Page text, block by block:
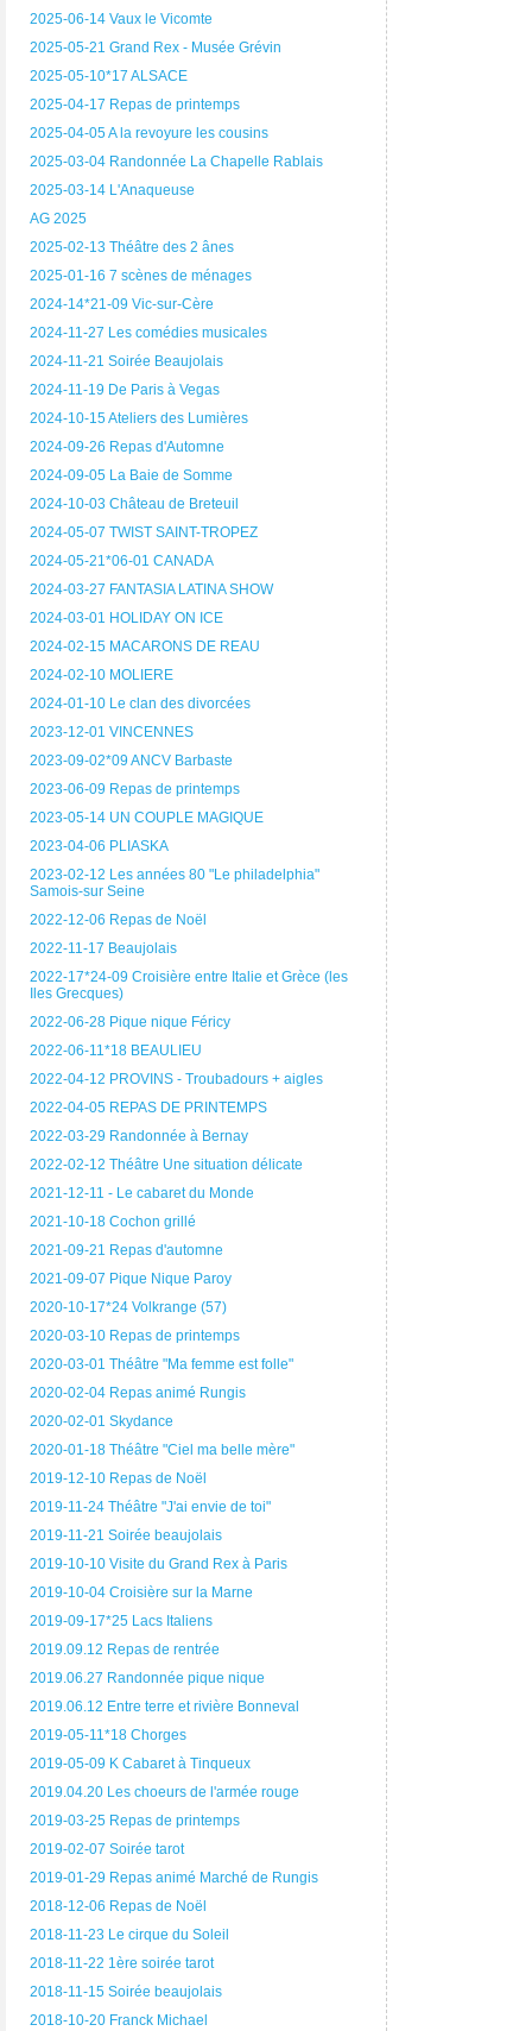
2025-06-14 Vaux le Vicomte
2025-05-21 Grand Rex - Musée Grévin
2025-05-10*17 ALSACE
2025-04-17 Repas de printemps
2025-04-05 A la revoyure les cousins
2025-03-04 Randonnée La Chapelle Rablais
2025-03-14 L'Anaqueuse
AG 2025
2025-02-13 Théâtre des 2 ânes
2025-01-16 7 scènes de ménages
2024-14*21-09 Vic-sur-Cère
2024-11-27 Les comédies musicales
2024-11-21 Soirée Beaujolais
2024-11-19 De Paris à Vegas
2024-10-15 Ateliers des Lumières
2024-09-26 Repas d'Automne
2024-09-05 La Baie de Somme
2024-10-03 Château de Breteuil
2024-05-07 TWIST SAINT-TROPEZ
2024-05-21*06-01 CANADA
2024-03-27 FANTASIA LATINA SHOW
2024-03-01 HOLIDAY ON ICE
2024-02-15 MACARONS DE REAU
2024-02-10 MOLIERE
2024-01-10 Le clan des divorcées
2023-12-01 VINCENNES
2023-09-02*09 ANCV Barbaste
2023-06-09 Repas de printemps
2023-05-14 UN COUPLE MAGIQUE
2023-04-06 PLIASKA
2023-02-12 Les années 80 "Le philadelphia"
Samois-sur Seine
2022-12-06 Repas de Noël
2022-11-17 Beaujolais
2022-17*24-09 Croisière entre Italie et Grèce (les
Iles Grecques)
2022-06-28 Pique nique Féricy
2022-06-11*18 BEAULIEU
2022-04-12 PROVINS - Troubadours + aigles
2022-04-05 REPAS DE PRINTEMPS
2022-03-29 Randonnée à Bernay
2022-02-12 Théâtre Une situation délicate
2021-12-11 - Le cabaret du Monde
2021-10-18 Cochon grillé
2021-09-21 Repas d'automne
2021-09-07 Pique Nique Paroy
2020-10-17*24 Volkrange (57)
2020-03-10 Repas de printemps
2020-03-01 Théâtre "Ma femme est folle"
2020-02-04 Repas animé Rungis
2020-02-01 Skydance
2020-01-18 Théâtre "Ciel ma belle mère"
2019-12-10 Repas de Noël
2019-11-24 Théâtre "J'ai envie de toi"
2019-11-21 Soirée beaujolais
2019-10-10 Visite du Grand Rex à Paris
2019-10-04 Croisière sur la Marne
2019-09-17*25 Lacs Italiens
2019.09.12 Repas de rentrée
2019.06.27 Randonnée pique nique
2019.06.12 Entre terre et rivière Bonneval
2019-05-11*18 Chorges
2019-05-09 K Cabaret à Tinqueux
2019.04.20 Les choeurs de l'armée rouge
2019-03-25 Repas de printemps
2019-02-07 Soirée tarot
2019-01-29 Repas animé Marché de Rungis
2018-12-06 Repas de Noël
2018-11-23 Le cirque du Soleil
2018-11-22 1ère soirée tarot
2018-11-15 Soirée beaujolais
2018-10-20 Franck Michael